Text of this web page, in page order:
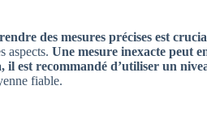
des mesures précises est
aspects. Une mesure inexacte peut
il est recommandé d’utiliser un
fiable.